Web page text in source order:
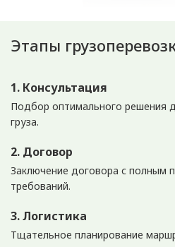
Этапы
1. Консультация
Подбор оптимального решения
груза.
2. Договор
Заключение договора с полным
требований.
3. Логистика
Тщательное планирование